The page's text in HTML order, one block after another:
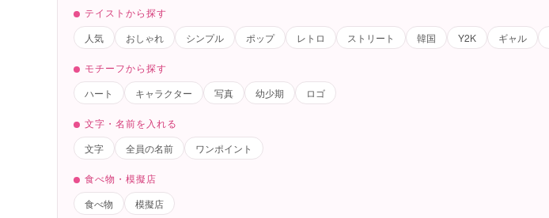
テイストから探す
人気
おしゃれ シンプル ポップ レトロ ストリート 韓国 Y2K ギャル
モチーフから探す
ハート
キャラクター 写真 幼少期 ロゴ
文字・名前を入れる
文字
全員の名前 ワンポイント
食べ物・模擬店
食べ物
模擬店